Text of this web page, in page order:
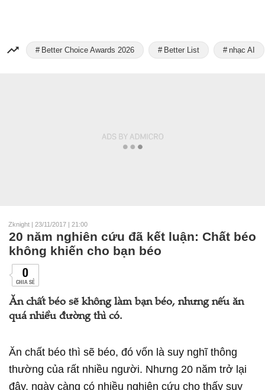
Better Choice Awards 2026 Better List nhạc AI
Zknight | 23/11/2017 | 21:00
20 năm nghiên cứu đã kết luận: Chất béo
không khiến cho bạn béo
0
CHIA SẺ
Ăn chất béo sẽ không làm bạn béo, nhưng nếu ăn
quá nhiều đường thì có.
Ăn chất béo thì sẽ béo, đó vốn là suy nghĩ thông
thường của rất nhiều người. Nhưng 20 năm trở lại
đây, ngày càng có nhiều nghiên cứu cho thấy suy